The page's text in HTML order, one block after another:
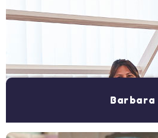
Barbara